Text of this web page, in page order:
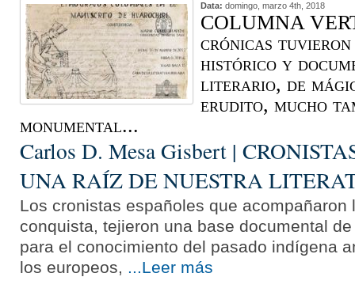
Data: domingo, marzo 4th, 2018
COLUMNA
crónicas tuvieron
histórico y
literario, de
erudito, mucho
monumental...
Carlos D. Mesa Gisbert |
UNA RAÍZ DE NUESTRA
Los cronistas españoles que
conquista, tejieron una base documental
para el conocimiento del pasado indígena
los europeos, ...Leer más